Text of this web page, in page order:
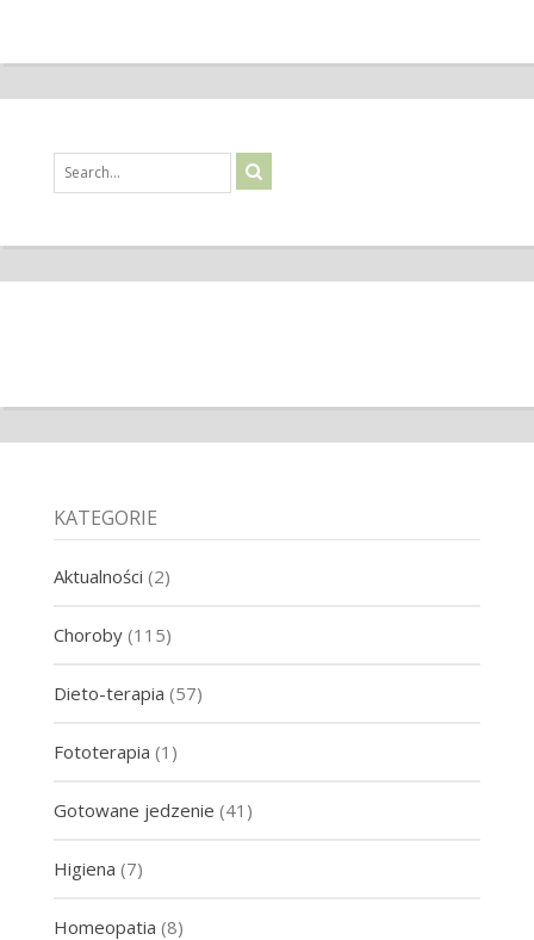
KATEGORIE
Aktualności (2)
Choroby(115)
Dieto-terapia (57)
Fototerapia (1)
Gotowane jedzenie (41)
Higiena (7)
Homeopatia (8)